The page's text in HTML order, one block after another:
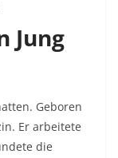
Jung
Geboren
Er arbeitete
die